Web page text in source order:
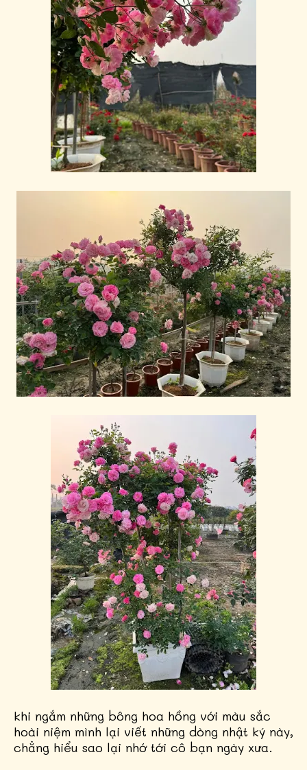
khi ngắm những bông hoa hồng với màu sắc
hoài niệm mình lại viết những dòng nhật ký này,
chẳng hiểu sao lại nhớ tới cô bạn ngày xưa.